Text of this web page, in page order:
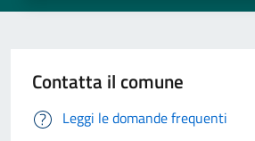
Contatta il comune
Leggi le domande frequenti